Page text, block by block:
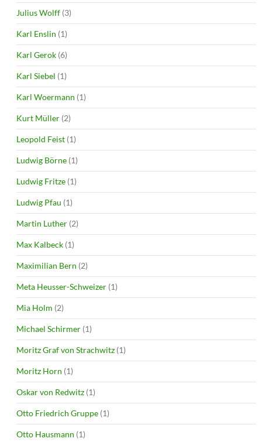
Julius Wolff (3)
Karl Enslin (1)
Karl Gerok (6)
Karl Siebel (1)
Karl Woermann (1)
Kurt Müller (2)
Leopold Feist (1)
Ludwig Börne (1)
Ludwig Fritze (1)
Ludwig Pfau (1)
Martin Luther (2)
Max Kalbeck (1)
Maximilian Bern (2)
Meta Heusser-Schweizer (1)
Mia Holm (2)
Michael Schirmer (1)
Moritz Graf von Strachwitz (1)
Moritz Horn (1)
Oskar von Redwitz (1)
Otto Friedrich Gruppe (1)
Otto Hausmann (1)